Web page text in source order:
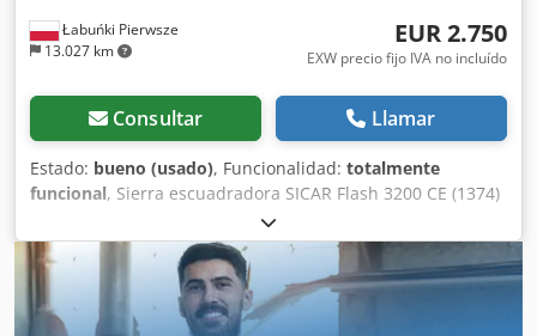
Łabuńki Pierwsze
13.027 km
EUR 2.750
EXW precio fijo IVA no incluído
Consultar Llamar
Estado: bueno (usado), Funcionalidad: totalmente
funcional, Sierra escuadradora SICAR Flash 3200 CE (1374)
Cjdpewwli Esfx Aprorf Especificación: • Estado: usada, tras
revisión • Fabricante: SICAR • Modelo: FLASH 3200 CE •
Longitud del carro: 320 cm • Diámetro de la hoja instalada:
300 mm • Incisor con motor independiente • Motor
principal de la sierra: 4,0 kW • Motor del incisor: 0,55 kW •